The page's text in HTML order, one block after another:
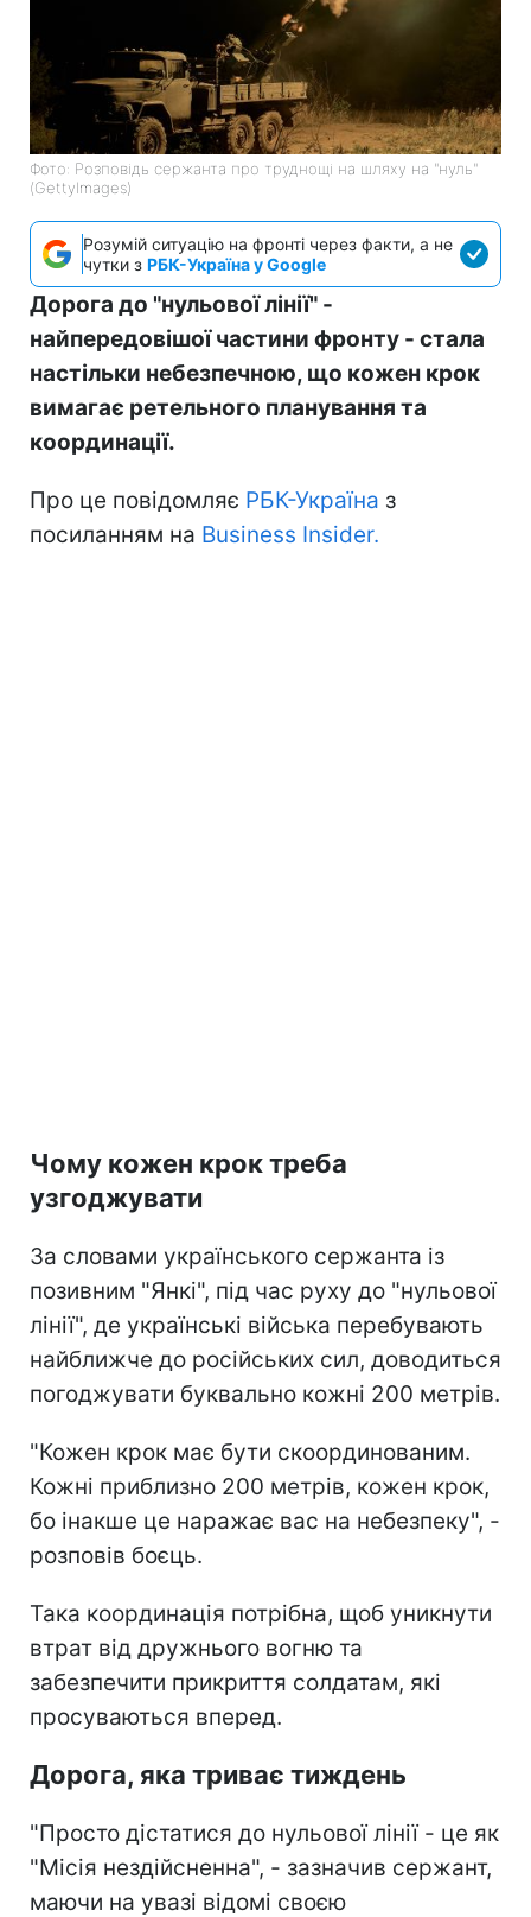
Фото: Розповідь сержанта про труднощі на шляху на "нуль"
(GettyImages)
Розумій ситуацію на фронті через факти, а не
чутки з РБК-Україна у Google
Дорога до "нульової лінії" -
найпередовішої частини фронту - стала
настільки небезпечною, що кожен крок
вимагає ретельного планування та
координації.
Про це повідомляє РБК-Україна з
посиланням на Business Insider.
Чому кожен крок треба
узгоджувати
За словами українського сержанта із
позивним "Янкі", під час руху до "нульової
лінії", де українські війська перебувають
найближче до російських сил, доводиться
погоджувати буквально кожні 200 метрів.
"Кожен крок має бути скоординованим.
Кожні приблизно 200 метрів, кожен крок,
бо інакше це наражає вас на небезпеку", -
розповів боєць.
Така координація потрібна, щоб уникнути
втрат від дружнього вогню та
забезпечити прикриття солдатам, які
просуваються вперед.
Дорога, яка триває тиждень
"Просто дістатися до нульової лінії - це як
"Місія нездійсненна", - зазначив сержант,
маючи на увазі відомі своєю